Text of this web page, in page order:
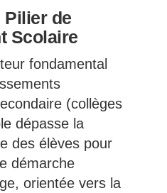
Pilier de
Scolaire
fondamental
(collèges
dépasse la
des élèves pour
démarche
orientée vers la